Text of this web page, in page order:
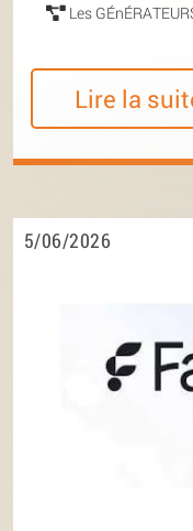
Les
Lire la
5/06/2026